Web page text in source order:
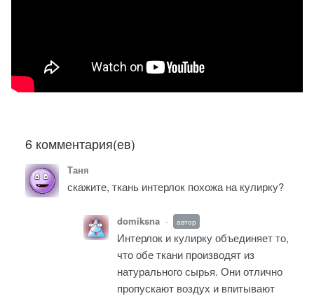
6 комментария(ев)
Таня
скажите, ткань интерлок похожа на кулирку?
domiksna • автор
Интерлок и кулирку объединяет то,
что обе ткани производят из
натурального сырья. Они отлично
пропускают воздух и впитывают